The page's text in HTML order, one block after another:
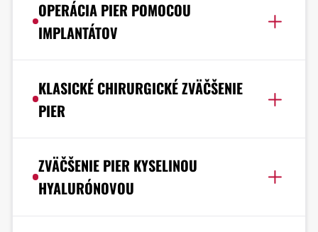
OPERÁCIA PIER POMOCOU
IMPLANTÁTOV
KLASICKÉ CHIRURGICKÉ ZVÄČŠENIE
PIER
ZVÄČŠENIE PIER KYSELINOU
HYALURÓNOVOU